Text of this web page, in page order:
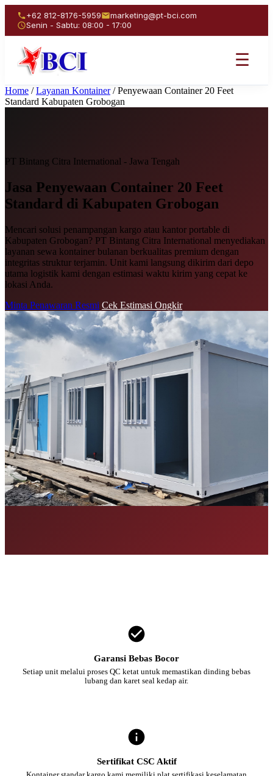
+62 812-8176-5959
marketing@pt-bci.com
Senin - Sabtu: 08:00 - 17:00
☰
Home / Layanan Kontainer / Penyewaan Container 20 Feet
Standard Kabupaten Grobogan
PT Bintang Citra International - Jawa Tengah
Jasa Penyewaan Container 20 Feet
Standard di Kabupaten Grobogan
Mencari solusi penampangan kargo atau kantor portable di
Kabupaten Grobogan? PT Bintang Citra International menyediakan
layanan sewa kontainer bulanan berkualitas premium dengan
integritas struktur terjamin. Unit kami langsung dikirim dari depo
utama logistik kami dengan estimasi waktu kirim yang cepat ke
lokasi Anda.
Minta Penawaran Resmi Cek Estimasi Ongkir
Garansi Bebas Bocor
Setiap unit melalui proses QC ketat untuk memastikan dinding bebas
lubang dan karet seal kedap air.
Sertifikat CSC Aktif